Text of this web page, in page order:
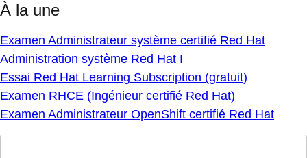
À la une
Examen Administrateur système certifié Red Hat
Administration système Red Hat I
Essai Red Hat Learning Subscription (gratuit)
Examen RHCE (Ingénieur certifié Red Hat)
Examen Administrateur OpenShift certifié Red Hat